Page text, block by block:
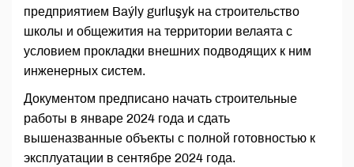
предприятием Baýly gurluşyk на строительство
школы и общежития на территории велаята с
условием прокладки внешних подводящих к ним
инженерных систем.
Документом предписано начать строительные
работы в январе 2024 года и сдать
вышеназванные объекты с полной готовностью к
эксплуатации в сентябре 2024 года.